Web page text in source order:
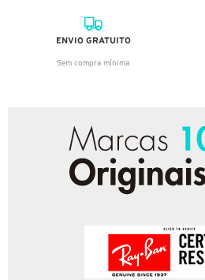
ENVIO GRATUITO
Sem compra mínima